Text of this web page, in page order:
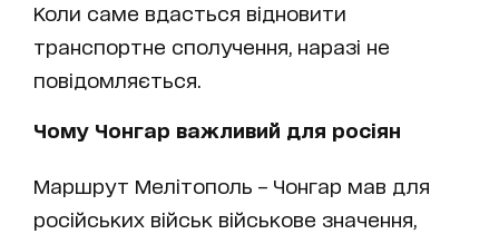
Коли саме вдасться відновити
транспортне сполучення, наразі не
повідомляється.
Чому Чонгар важливий для росіян
Маршрут Мелітополь – Чонгар мав для
російських військ військове значення,